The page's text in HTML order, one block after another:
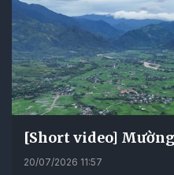
[Short video]
20/07/2026 11:57